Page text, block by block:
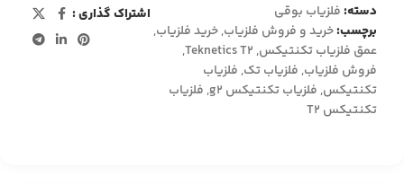
دسته:فلزیاب بوقی
برچسب:خرید و فروش فلزیاب,خرید فلزیاب,
عمق فلزیاب تکنتیکس,
Teknetics T2
,
فروش فلزیاب,فلزیاب تک,فلزیاب
تکنتیکس,فلزیاب تکنتیکس g2 ,فلزیاب
تکنتیکس T2
اشتراک گذاری :